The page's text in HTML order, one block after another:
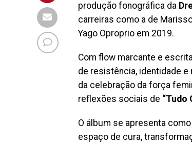
produção fonográfica da
carreiras como a de
Yago Oproprio em 2019.
Com flow marcante e
de resistência, identidade
da celebração da força
reflexões sociais de “Tudo
O álbum se apresenta
espaço de cura,